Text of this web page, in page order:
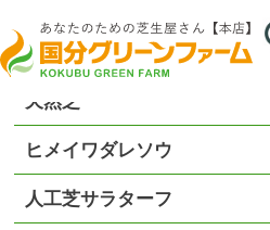
天然芝
ヒメイワダレソウ
人工芝サラターフ